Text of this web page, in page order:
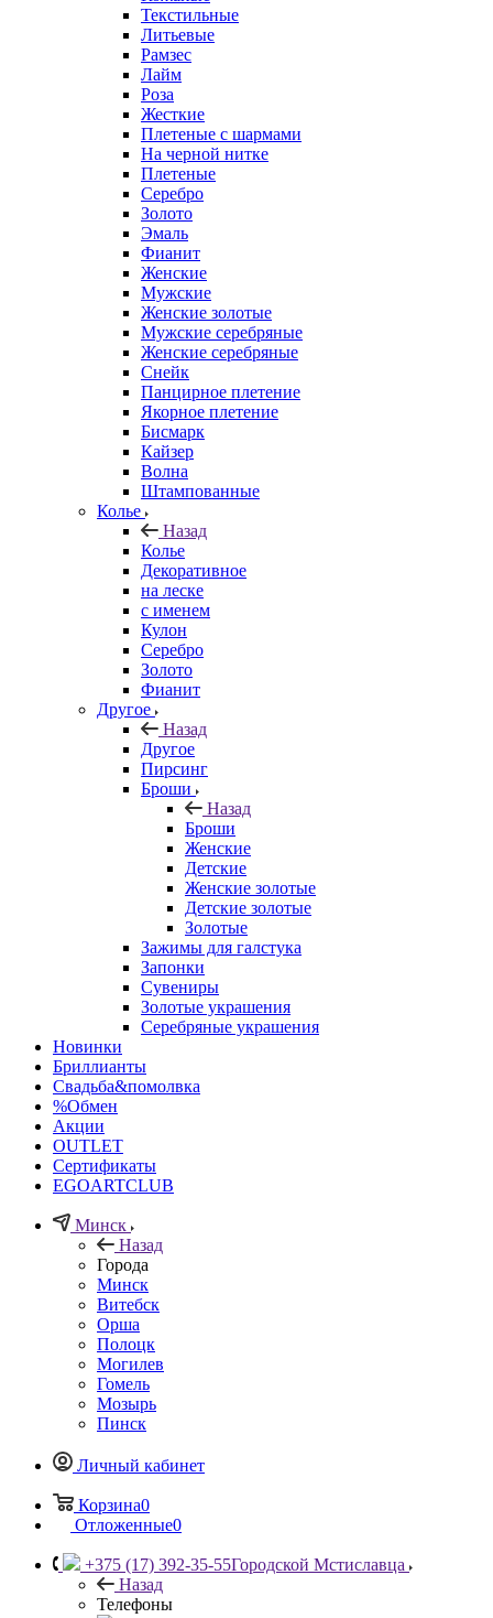
Текстильные
Литьевые
Рамзес
Лайм
Роза
Жесткие
Плетеные с шармами
На черной нитке
Плетеные
Серебро
Золото
Эмаль
Фианит
Женские
Мужские
Женские золотые
Мужские серебряные
Женские серебряные
Снейк
Панцирное плетение
Якорное плетение
Бисмарк
Кайзер
Волна
Штампованные
Колье
Назад
Колье
Декоративное
на леске
с именем
Кулон
Серебро
Золото
Фианит
Другое
Назад
Другое
Пирсинг
Броши
Назад
Броши
Женские
Детские
Женские золотые
Детские золотые
Золотые
Зажимы для галстука
Запонки
Сувениры
Золотые украшения
Серебряные украшения
Новинки
Бриллианты
Свадьба&помолвка
%Обмен
Акции
OUTLET
Сертификаты
EGOARTCLUB
Минск
Назад
Города
Минск
Витебск
Орша
Полоцк
Могилев
Гомель
Мозырь
Пинск
Личный кабинет
Корзина0
Отложенные0
+375 (17) 392-35-55Городской Мстиславца
Назад
Телефоны